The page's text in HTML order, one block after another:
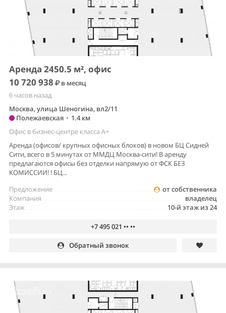
Аренда 2450.5 м², офис
10 720 938
в месяц
6 часов назад
Москва, улица Шеногина, вл2/11
Полежаевская • 1.4 км
Офис в бизнес-центре класса A+
Аренда (офисов/ крупных офисных блоков) в новом БЦ Сидней
Сити, всего в 5 минутах от ММДЦ Москва-сити! В аренду
предлагаются офисы без отделки напрямую от ФСК БЕЗ
КОМИССИИ! ! БЦ...
от собственника
Предложение
владелец
Компания
10-й этаж из 24
Этаж
+7 495 021 •• ••
Обратный звонок